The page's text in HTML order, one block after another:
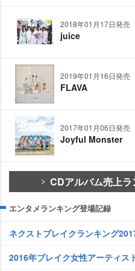
2018年01月17日発売
juice
2019年01月16日発売
FLAVA
2017年01月06日発売
Joyful Monster
CDアルバム売上
エンタメランキング登場記録
ネクストブレイクランキング
2016年ブレイク女性アーティス